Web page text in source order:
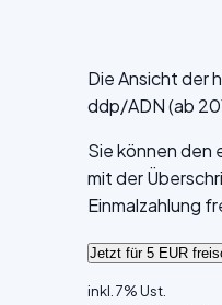
Die Ansicht der
ddp/ADN (ab
Sie können den
mit der
Einmalzahlung
inkl. 7% Ust.